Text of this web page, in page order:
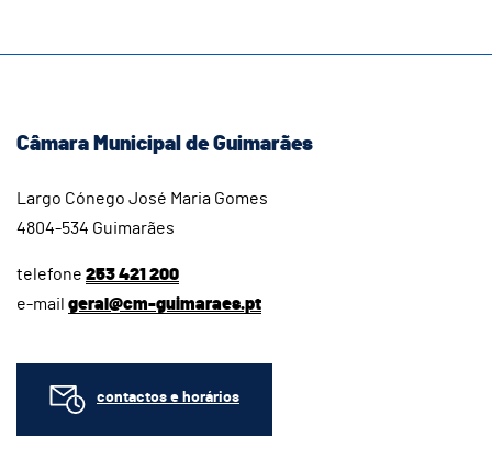
Câmara Municipal de Guimarães
Largo Cónego José Maria Gomes
4804-534 Guimarães
telefone 253 421 200
e-mail geral@cm-guimaraes.pt
contactos e horários